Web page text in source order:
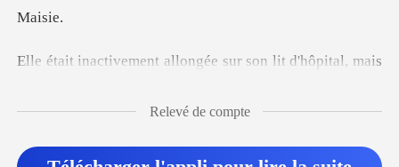
Télécharger l'appli
lit d'hôpital, mais
Relevé de compte